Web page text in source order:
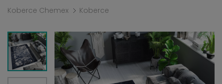
Koberce Chemex Koberce